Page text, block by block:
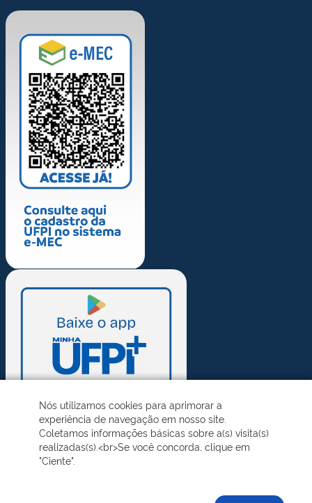
Nós utilizamos cookies para aprimorar a
experiência de navegação em nosso site.
Coletamos informações básicas sobre a(s) visita(s)
realizadas(s).<br>Se você concorda, clique em
"Ciente".